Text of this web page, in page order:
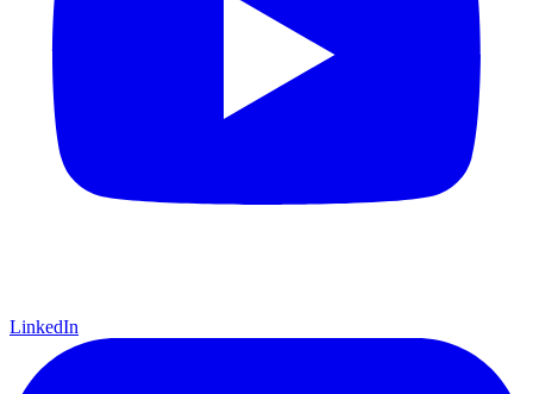
LinkedIn